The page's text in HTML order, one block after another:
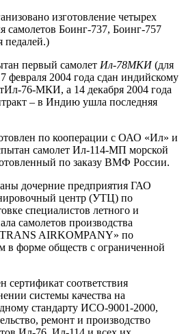
изготовление четырех
самолетов Боинг-737, Боинг-757
педалей.)
первый самолет Ил-78МКИ(для
февраля 2004 года сдан индийскому
76-МКИ, а 14 декабря 2004 года
– в Индию ушла последняя
по кооперации с ОАО «Ил» и
самолет Ил-114-МП морской
по заказу ВМФ России.
дочерние предприятия ГАО
центр (УТЦ) по
специалистов летного и
самолетов производства
AIRKOMPANY» по
в форме обществ с ограниченной
сертификат соответствия
системы качества на
стандарту ИСО-9001-2000,
ремонт и производство